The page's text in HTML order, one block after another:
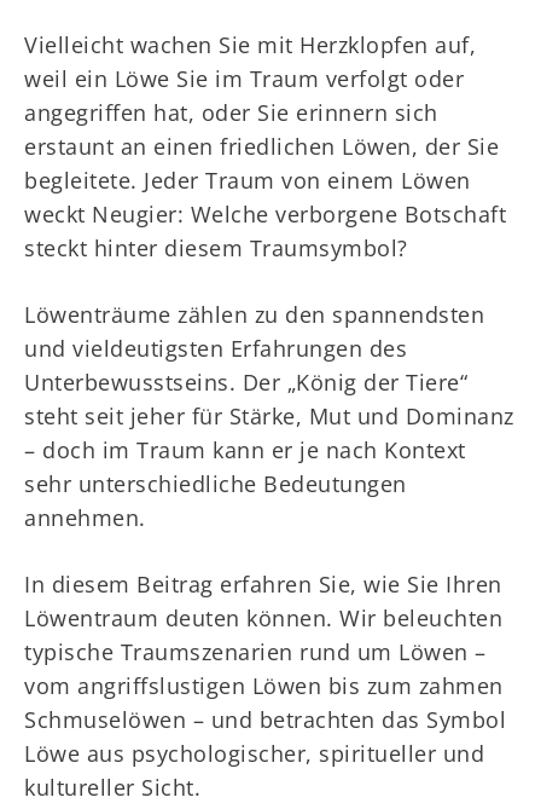
Vielleicht wachen Sie mit Herzklopfen auf,
weil ein Löwe Sie im Traum verfolgt oder
angegriffen hat, oder Sie erinnern sich
erstaunt an einen friedlichen Löwen, der Sie
begleitete. Jeder Traum von einem Löwen
weckt Neugier: Welche verborgene Botschaft
steckt hinter diesem Traumsymbol?
Löwenträume zählen zu den spannendsten
und vieldeutigsten Erfahrungen des
Unterbewusstseins. Der „König der Tiere“
steht seit jeher für Stärke, Mut und Dominanz
– doch im Traum kann er je nach Kontext
sehr unterschiedliche Bedeutungen
annehmen.
In diesem Beitrag erfahren Sie, wie Sie Ihren
Löwentraum deuten können. Wir beleuchten
typische Traumszenarien rund um Löwen –
vom angriffslustigen Löwen bis zum zahmen
Schmuselöwen – und betrachten das Symbol
Löwe aus psychologischer, spiritueller und
kultureller Sicht.